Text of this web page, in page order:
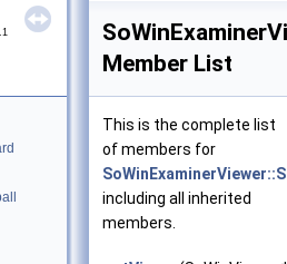
Member List
This is the complete list
of members for
including all inherited
members.